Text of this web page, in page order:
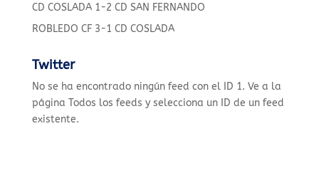
CD COSLADA 1-2 CD SAN FERNANDO
ROBLEDO CF 3-1 CD COSLADA
Twitter
No se ha encontrado ningún feed con el ID 1. Ve a la
página Todos los feeds y selecciona un ID de un feed
existente.